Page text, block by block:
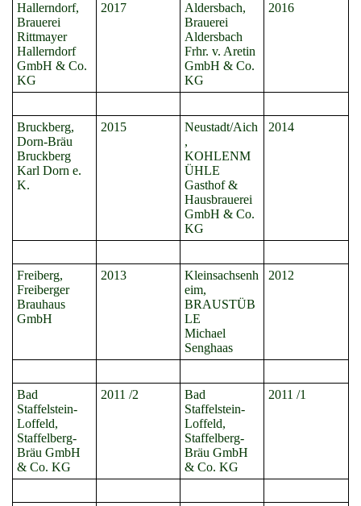
Hallerndorf,
Brauerei
Rittmayer
Hallerndorf
GmbH & Co.
KG
2017
Aldersbach,
Brauerei
Aldersbach
Frhr. v. Aretin
GmbH & Co.
KG
2016
Bruckberg,
Dorn-Bräu
Bruckberg
Karl Dorn e.
K.
2015
Neustadt/Aich
,
KOHLENM
ÜHLE
Gasthof &
Hausbrauerei
GmbH & Co.
KG
2014
Freiberg,
Freiberger
Brauhaus
GmbH
2013
Kleinsachsenh
eim,
BRAUSTÜB
LE
Michael
Senghaas
2012
Bad
Staffelstein-
Loffeld,
Staffelberg-
Bräu GmbH
& Co. KG
2011 /2
Bad
Staffelstein-
Loffeld,
Staffelberg-
Bräu GmbH
& Co. KG
2011 /1